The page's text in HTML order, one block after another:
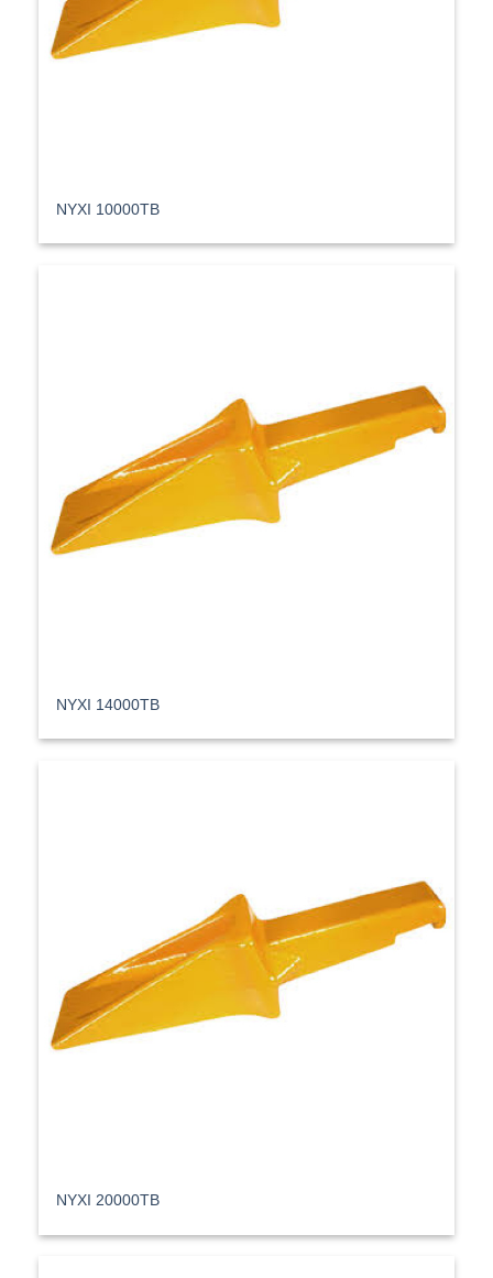
ΝΥΧΙ 10000TB
ΝΥΧΙ 14000TB
ΝΥΧΙ 20000TB